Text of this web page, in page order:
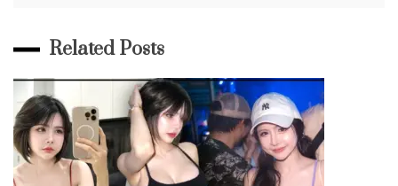
Related Posts